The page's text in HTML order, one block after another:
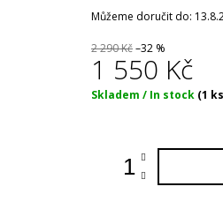
Můžeme doručit do:
2 290 Kč–32 %
1 550 Kč
Měrná
Skladem / In stock (1